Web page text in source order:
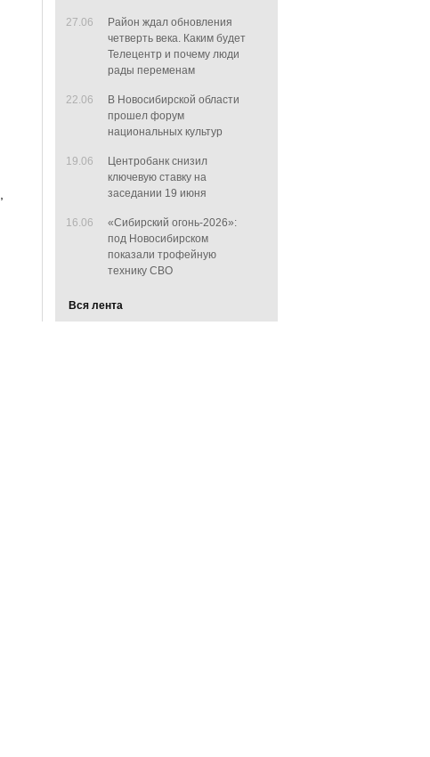
27.06
Район ждал обновления
четверть века. Каким будет
Телецентр и почему люди
рады переменам
22.06
В Новосибирской области
прошел форум
национальных культур
19.06
Центробанк снизил
ключевую ставку на
заседании 19 июня
16.06
«Сибирский огонь-2026»:
под Новосибирском
показали трофейную
технику СВО
Вся лента